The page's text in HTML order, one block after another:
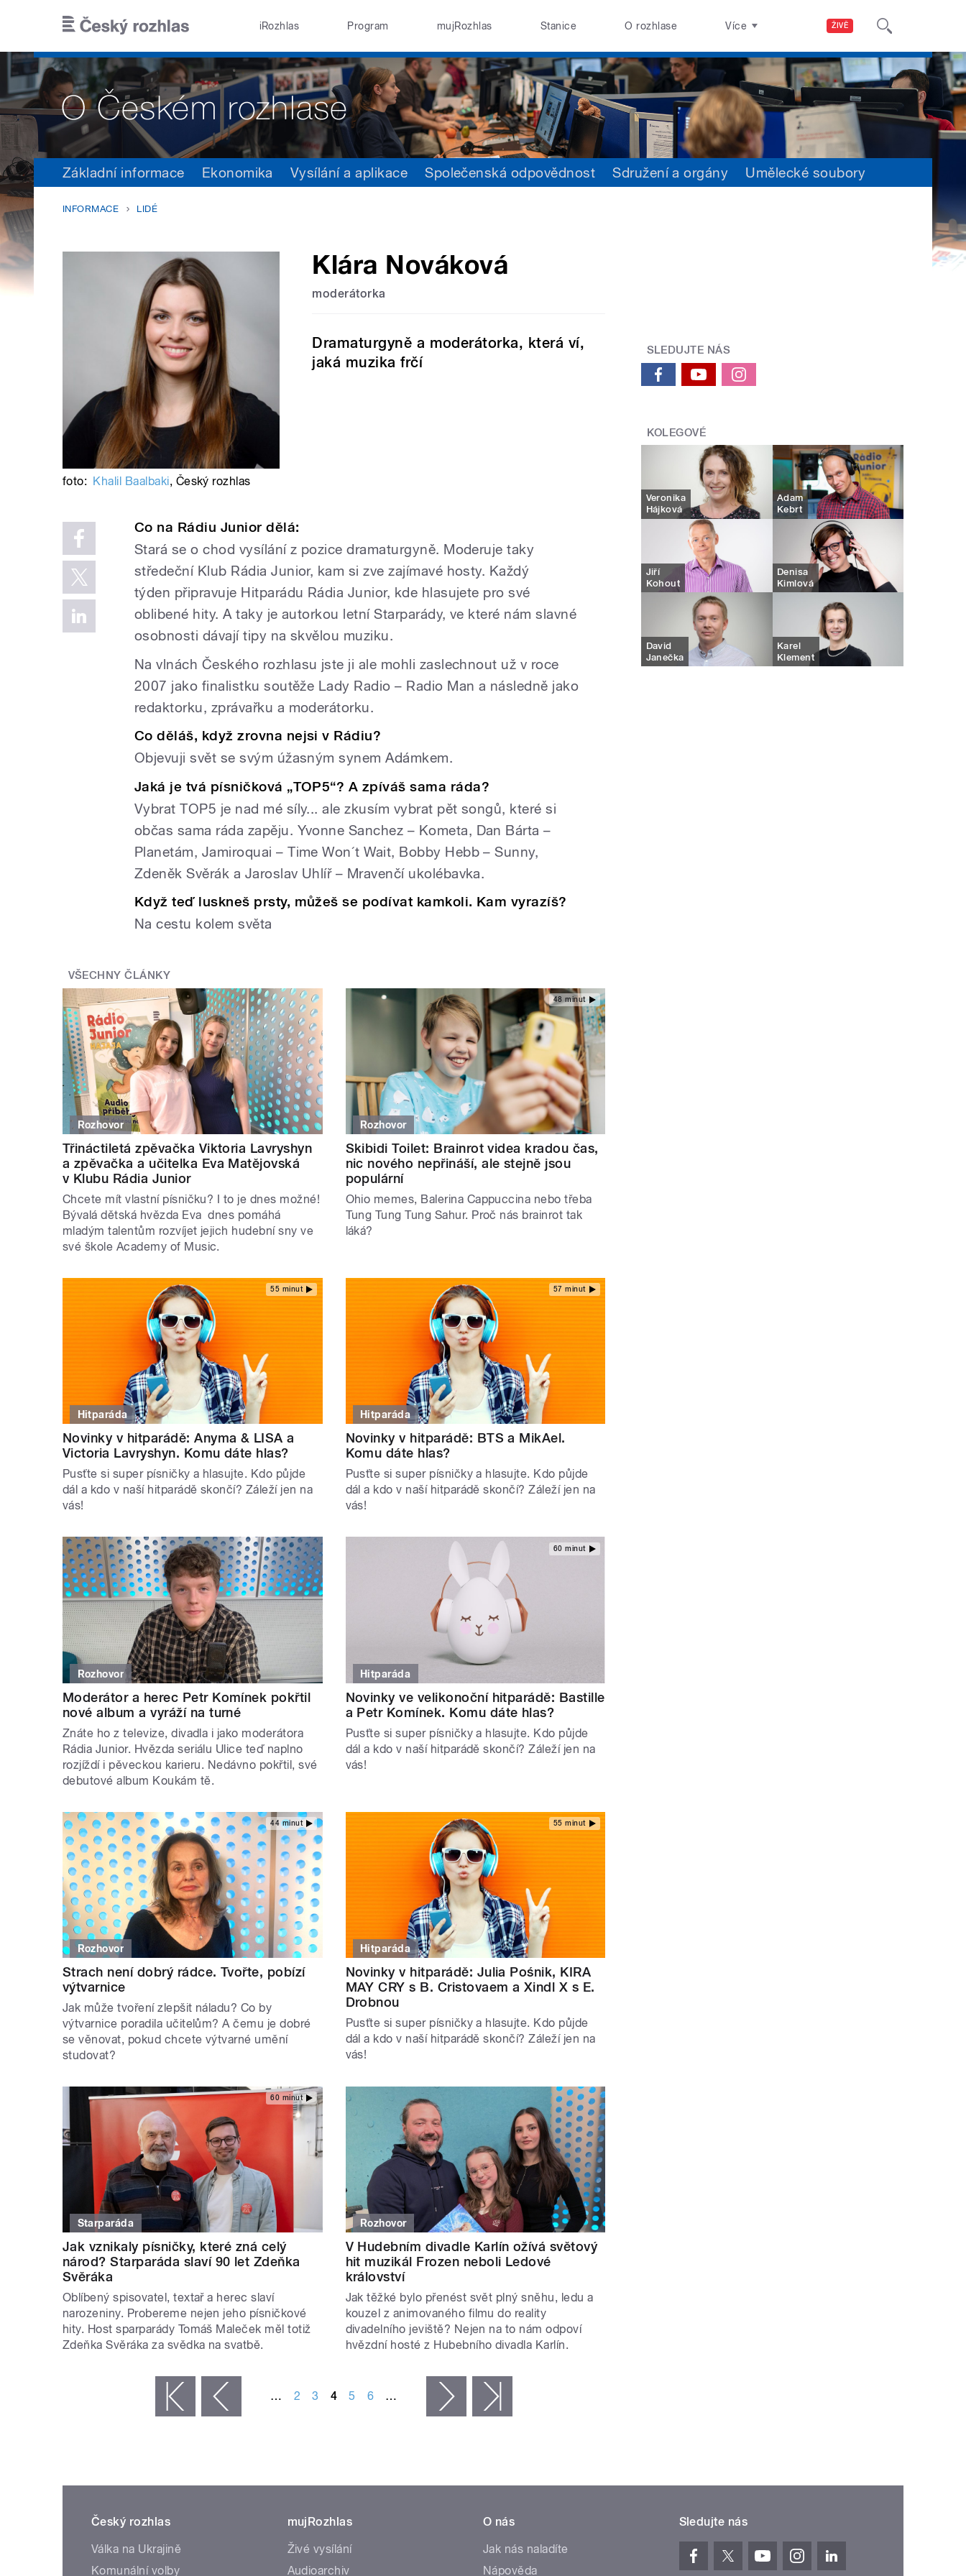
ŽIVĚ
iRozhlas Program mujRozhlas Stanice O rozhlase Více
Základní informace Ekonomika Vysílání a aplikace Společenská odpovědnost Sdružení a orgány Umělecké soubory
INFORMACE LIDÉ
Klára Nováková
moderátorka
Dramaturgyně a moderátorka, která ví,
jaká muzika frčí
foto: Khalil Baalbaki, Český rozhlas
Co na Rádiu Junior dělá:
Stará se o chod vysílání z pozice dramaturgyně. Moderuje taky
středeční Klub Rádia Junior, kam si zve zajímavé hosty. Každý
týden připravuje Hitparádu Rádia Junior, kde hlasujete pro své
oblibené hity. A taky je autorkou letní Starparády, ve které nám slavné
osobnosti dávají tipy na skvělou muziku.
Na vlnách Českého rozhlasu jste ji ale mohli zaslechnout už v roce
2007 jako finalistku soutěže Lady Radio – Radio Man a následně jako
redaktorku, zprávařku a moderátorku.
Co děláš, když zrovna nejsi v Rádiu?
Objevuji svět se svým úžasným synem Adámkem.
Jaká je tvá písničková „TOP5“? A zpíváš sama ráda?
Vybrat TOP5 je nad mé síly... ale zkusím vybrat pět songů, které si
občas sama ráda zapěju. Yvonne Sanchez – Kometa, Dan Bárta –
Planetám, Jamiroquai – Time Won´t Wait, Bobby Hebb – Sunny,
Zdeněk Svěrák a Jaroslav Uhlíř – Mravenčí ukolébavka.
Když teď luskneš prsty, můžeš se podívat kamkoli. Kam vyrazíš?
Na cestu kolem světa
VŠECHNY ČLÁNKY
Rozhovor
Třináctiletá zpěvačka Viktoria Lavryshyn
a zpěvačka a učitelka Eva Matějovská
v Klubu Rádia Junior
Chcete mít vlastní písničku? I to je dnes možné!
Bývalá dětská hvězda Eva dnes pomáhá
mladým talentům rozvíjet jejich hudební sny ve
své škole Academy of Music.
48 minut
Rozhovor
Skibidi Toilet: Brainrot videa kradou čas,
nic nového nepřináší, ale stejně jsou
populární
Ohio memes, Balerina Cappuccina nebo třeba
Tung Tung Tung Sahur. Proč nás brainrot tak
láká?
55 minut
Hitparáda
Novinky v hitparádě: Anyma & LISA a
Victoria Lavryshyn. Komu dáte hlas?
Pusťte si super písničky a hlasujte. Kdo půjde
dál a kdo v naší hitparádě skončí? Záleží jen na
vás!
57 minut
Hitparáda
Novinky v hitparádě: BTS a MikAel.
Komu dáte hlas?
Pusťte si super písničky a hlasujte. Kdo půjde
dál a kdo v naší hitparádě skončí? Záleží jen na
vás!
Rozhovor
Moderátor a herec Petr Komínek pokřtil
nové album a vyráží na turné
Znáte ho z televize, divadla i jako moderátora
Rádia Junior. Hvězda seriálu Ulice teď naplno
rozjíždí i pěveckou karieru. Nedávno pokřtil, své
debutové album Koukám tě.
60 minut
Hitparáda
Novinky ve velikonoční hitparádě: Bastille
a Petr Komínek. Komu dáte hlas?
Pusťte si super písničky a hlasujte. Kdo půjde
dál a kdo v naší hitparádě skončí? Záleží jen na
vás!
44 minut
Rozhovor
Strach není dobrý rádce. Tvořte, pobízí
výtvarnice
Jak může tvoření zlepšit náladu? Co by
výtvarnice poradila učitelům? A čemu je dobré
se věnovat, pokud chcete výtvarné umění
studovat?
55 minut
Hitparáda
Novinky v hitparádě: Julia Pośnik, KIRA
MAY CRY s B. Cristovaem a Xindl X s E.
Drobnou
Pusťte si super písničky a hlasujte. Kdo půjde
dál a kdo v naší hitparádě skončí? Záleží jen na
vás!
60 minut
Starparáda
Jak vznikaly písničky, které zná celý
národ? Starparáda slaví 90 let Zdeňka
Svěráka
Oblíbený spisovatel, textař a herec slaví
narozeniny. Probereme nejen jeho písničkové
hity. Host sparparády Tomáš Maleček měl totiž
Zdeňka Svěráka za svědka na svatbě.
Rozhovor
V Hudebním divadle Karlín ožívá světový
hit muzikál Frozen neboli Ledové
království
Jak těžké bylo přenést svět plný sněhu, ledu a
kouzel z animovaného filmu do reality
divadelního jeviště? Nejen na to nám odpoví
hvězdní hosté z Hubebního divadla Karlín.
‹ předchozí … 2 3 4 5 6 … následující ›
SLEDUJTE NÁS
KOLEGOVÉ
Veronika
Hájková
Adam
Kebrt
Jiří
Kohout
Denisa
Kimlová
David
Janečka
Karel
Klement
Český rozhlas
Válka na Ukrajině
Komunální volby
mujRozhlas
Živé vysílání
Audioarchiv
O nás
Jak nás naladíte
Nápověda
Sledujte nás